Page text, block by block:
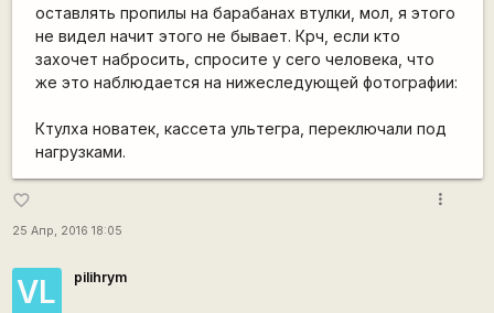
оставлять пропилы на барабанах втулки, мол, я этого
не видел начит этого не бывает. Крч, если кто
захочет набросить, спросите у сего человека, что
же это наблюдается на нижеследующей фотографии:
Ктулха новатек, кассета ультегра, переключали под
нагрузками.
favorite_border
25 Апр, 2016 18:05
more_vert
VL pilihrym